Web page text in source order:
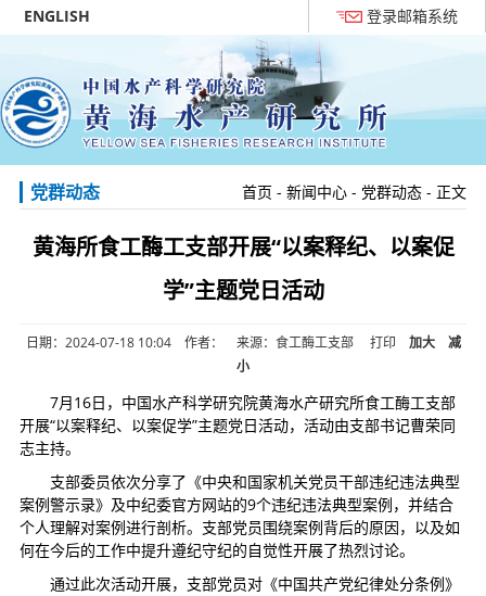
ENGLISH 登录邮箱系统
党群动态 首页 -新闻中心 - 党群动态 - 正文
黄海所食工酶工支部开展“以案释纪、以案促
学”主题党日活动
日期：2024-07-18 10:04 作者： 来源：食工酶工支部 打印 加大
减
小
7月16日，中国水产科学研究院黄海水产研究所食工酶工支部
开展“以案释纪、以案促学”主题党日活动，活动由支部书记曹荣同
志主持。
支部委员依次分享了《中央和国家机关党员干部违纪违法典型
案例警示录》及中纪委官方网站的9个违纪违法典型案例，并结合
个人理解对案例进行剖析。支部党员围绕案例背后的原因，以及如
何在今后的工作中提升遵纪守纪的自觉性开展了热烈讨论。
通过此次活动开展，支部党员对《中国共产党纪律处分条例》